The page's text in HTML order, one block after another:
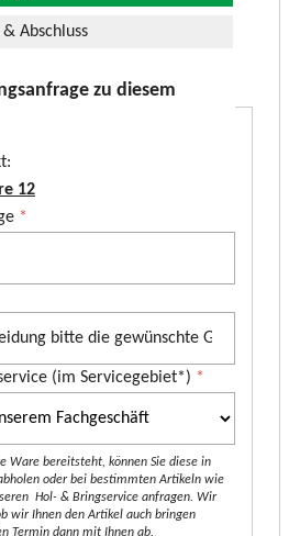
Abschluss
zu diesem
12
*
(im Servicegebiet*) *
Ware bereitsteht, können Sie diese in
oder bei bestimmten Artikeln wie
Hol- & Bringservice anfragen. Wir
wir Ihnen den Artikel auch bringen
Termin dann mit Ihnen ab.